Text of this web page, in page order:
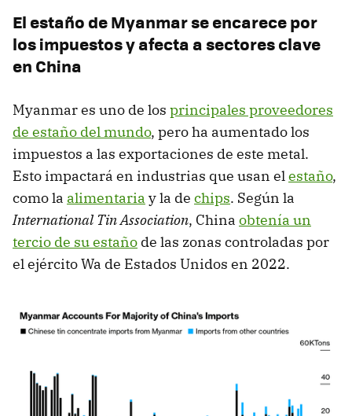
El estaño de Myanmar se encarece por
los impuestos y afecta a sectores clave
en China
Myanmar es uno de los principales proveedores
de estaño del mundo, pero ha aumentado los
impuestos a las exportaciones de este metal.
Esto impactará en industrias que usan elestaño,
como la alimentaria y la de chips. Según la
International Tin Association, China obtenía un
tercio de su estaño de las zonas controladas por
el ejército Wa de Estados Unidos en 2022.